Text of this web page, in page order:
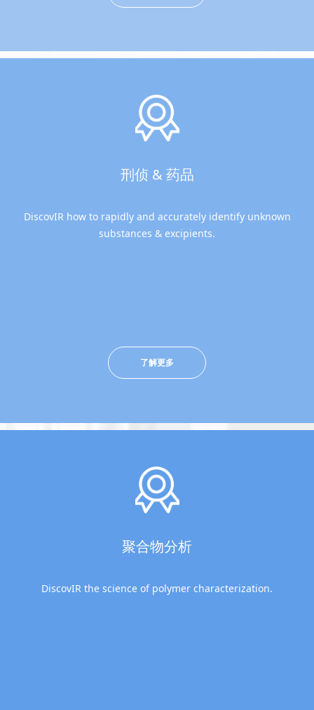
刑侦 & 药品
DiscovIR how to rapidly and accurately identify unknown
substances & excipients.
了解更多
聚合物分析
DiscovIR the science of polymer characterization.